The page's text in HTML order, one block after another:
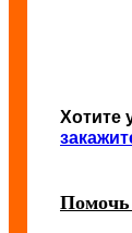
Хотите